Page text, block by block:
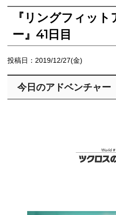
『リングフィッ
ー』41日目
投稿日： 2019/12/27(金)
今日のアドベンチャー